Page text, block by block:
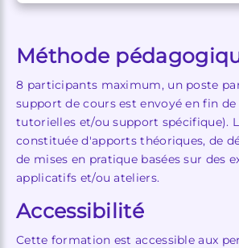
Méthode
8 participants maximum, un poste
support de cours est envoyé en fin
tutorielles et/ou support spécifique).
constituée d'apports théoriques, de
de mises en pratique basées sur des
applicatifs et/ou ateliers.
Accessibilité
Cette formation est accessible aux